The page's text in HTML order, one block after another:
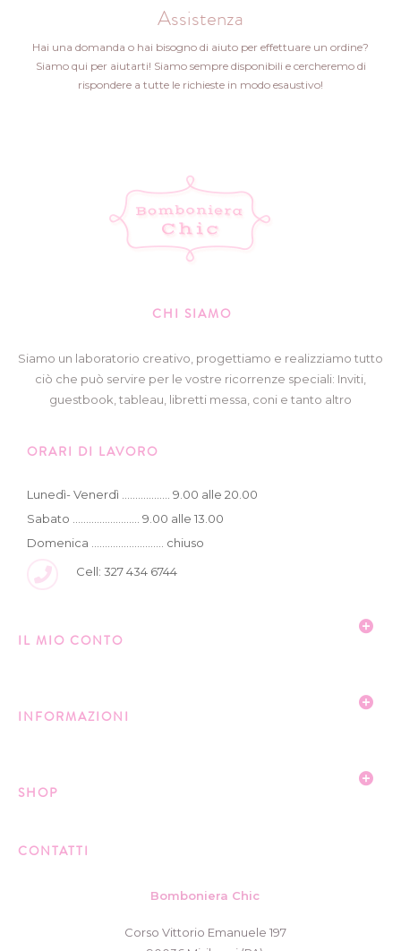
Assistenza
Hai una domanda o hai bisogno di aiuto per effettuare un ordine?
Siamo qui per aiutarti! Siamo sempre disponibili e cercheremo di
rispondere a tutte le richieste in modo esaustivo!
CHI SIAMO
Siamo un laboratorio creativo, progettiamo e realizziamo tutto
ciò che può servire per le vostre ricorrenze speciali: Inviti,
guestbook, tableau, libretti messa, coni e tanto altro
ORARI DI LAVORO
Lunedì- Venerdì .................. 9.00 alle 20.00
Sabato ......................... 9.00 alle 13.00
Domenica ........................... chiuso
Cell: 327 434 6744
IL MIO CONTO
INFORMAZIONI
SHOP
CONTATTI
Bomboniera Chic
Corso Vittorio Emanuele 197